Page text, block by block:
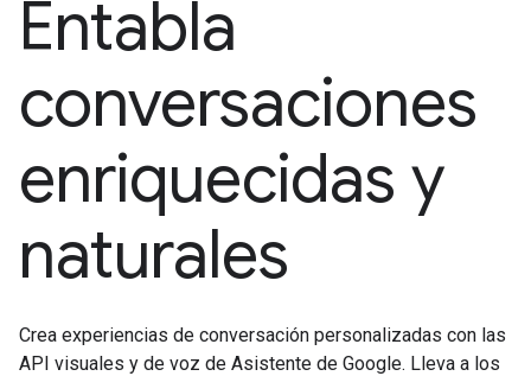
Entabla
conversaciones
enriquecidas y
naturales
Crea experiencias de conversación personalizadas con las
API visuales y de voz de Asistente de Google. Lleva a los